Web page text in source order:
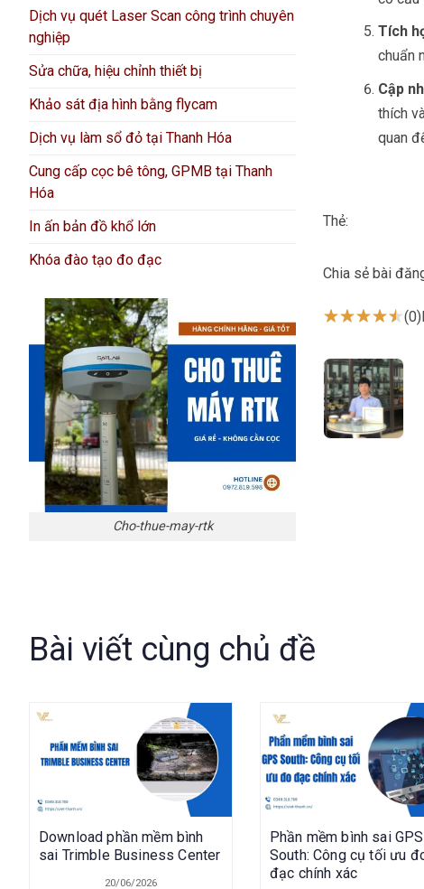
Dịch vụ quét Laser Scan công trình chuyên
nghiệp
Sửa chữa, hiệu chỉnh thiết bị
Khảo sát địa hình bằng flycam
Dịch vụ làm sổ đỏ tại Thanh Hóa
Cung cấp cọc bê tông, GPMB tại Thanh
Hóa
In ấn bản đồ khổ lớn
Khóa đào tạo đo đạc
Cho-thue-may-rtk
Tích
chuẩn
Cập
thích
quan
Thẻ:
Chia sẻ bài
(0)
Bài viết cùng chủ đề
Download phần mềm bình
sai Trimble Business Center
20/06/2026
Phần mềm bình sai GPS
South: Công cụ tối ưu
đạc chính xác